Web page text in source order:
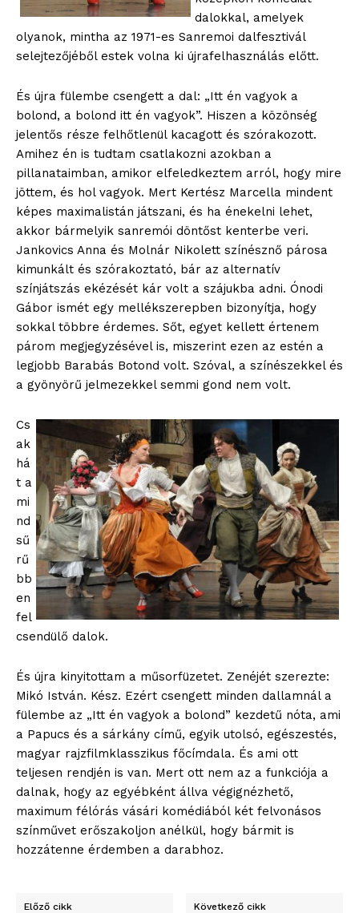
dalokkal, amelyek
olyanok, mintha az 1971-es Sanremoi dalfesztivál
selejtezőjéből estek volna ki újrafelhasználás előtt.
És újra fülembe csengett a dal: „Itt én vagyok a
bolond, a bolond itt én vagyok”. Hiszen a közönség
jelentős része felhőtlenül kacagott és szórakozott.
Amihez én is tudtam csatlakozni azokban a
pillanataimban, amikor elfeledkeztem arról, hogy mire
jöttem, és hol vagyok. Mert Kertész Marcella mindent
képes maximalistán játszani, és ha énekelni lehet,
akkor bármelyik sanremói döntőst kenterbe veri.
Jankovics Anna és Molnár Nikolett színésznő párosa
kimunkált és szórakoztató, bár az alternatív
színjátszás ekézését kár volt a szájukba adni. Ónodi
Gábor ismét egy mellékszerepben bizonyítja, hogy
sokkal többre érdemes. Sőt, egyet kellett értenem
párom megjegyzésével is, miszerint ezen az estén a
legjobb Barabás Botond volt. Szóval, a színészekkel és
a gyönyörű jelmezekkel semmi gond nem volt.
Cs
ak
há
t a
mi
nd
sű
rű
bb
en
fel
csendülő dalok.
És újra kinyitottam a műsorfüzetet. Zenéjét szerezte:
Mikó István. Kész. Ezért csengett minden dallamnál a
fülembe az „Itt én vagyok a bolond” kezdetű nóta, ami
a Papucs és a sárkány című, egyik utolsó, egészestés,
magyar rajzfilmklasszikus főcímdala. És ami ott
teljesen rendjén is van. Mert ott nem az a funkciója a
dalnak, hogy az egyébként állva végignézhető,
maximum félórás vásári komédiából két felvonásos
színművet erőszakoljon anélkül, hogy bármit is
hozzátenne érdemben a darabhoz.
Előző cikk Következő cikk